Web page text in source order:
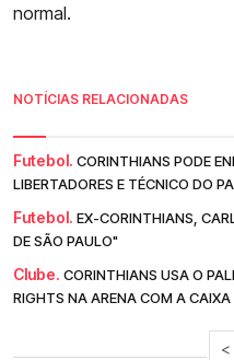
normal.
NOTÍCIAS RELACIONADAS
Futebol. CORINTHIANS PODE
LIBERTADORES E TÉCNICO DO
Futebol. EX-CORINTHIANS,
DE SÃO PAULO"
Clube. CORINTHIANS USA O
RIGHTS NA ARENA COM A CAIXA
<